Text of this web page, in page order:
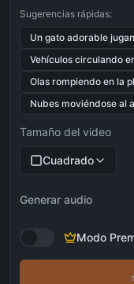
Sugerencias rápidas:
Un gato adorable
Vehículos circulando
Olas rompiendo en la
Nubes moviéndose al
Tamaño del video
Cuadrado
Generar audio
Modo